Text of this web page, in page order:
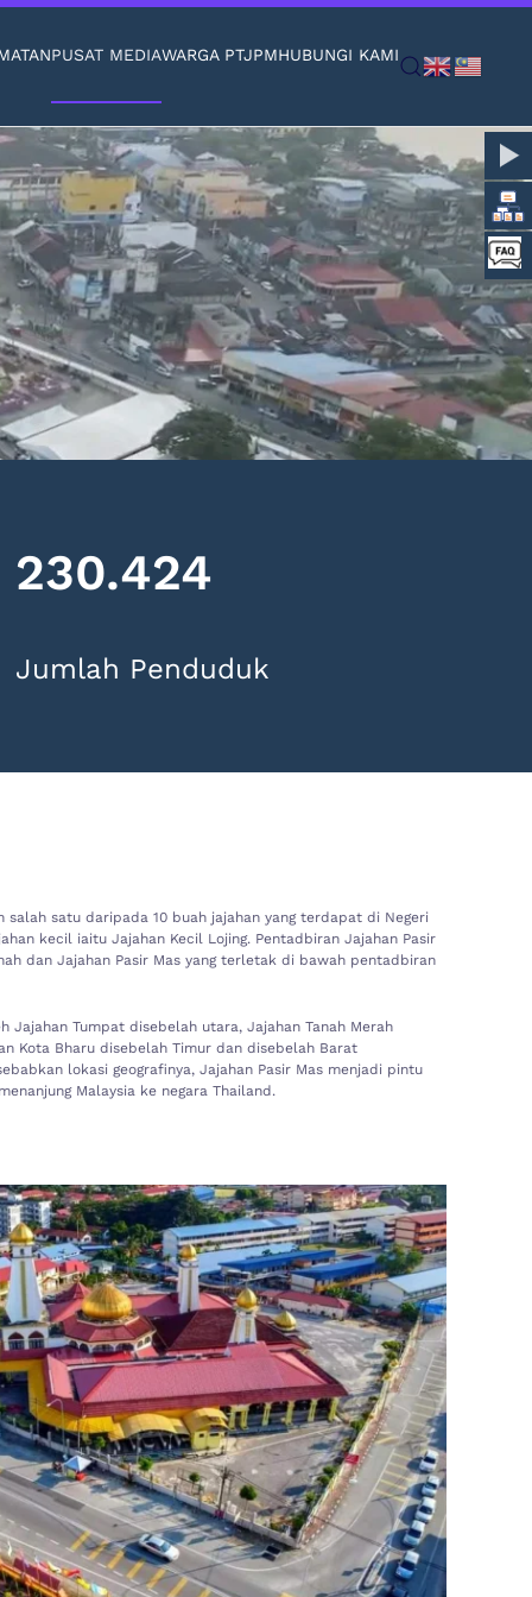
PUSAT MEDIAWARGA PTJPMHUBUNGI KAMI
230.424
Jumlah Penduduk
salah satu daripada 10 buah jajahan yang terdapat di Negeri
kecil iaitu Jajahan Kecil Lojing. Pentadbiran Jajahan Pasir
dan Jajahan Pasir Mas yang terletak di bawah pentadbiran
Jajahan Tumpat disebelah utara, Jajahan Tanah Merah
Kota Bharu disebelah Timur dan disebelah Barat
lokasi geografinya, Jajahan Pasir Mas menjadi pintu
Malaysia ke negara Thailand.